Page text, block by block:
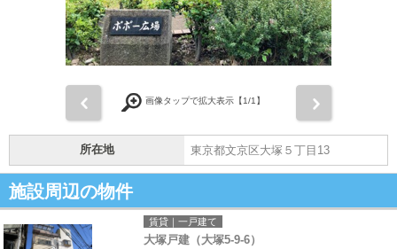
画像タップで拡大表示【1/1】
所在地 東京都文京区大塚５丁目13
施設周辺の物件
賃貸｜一戸建て
大塚戸建（大塚5-9-6）